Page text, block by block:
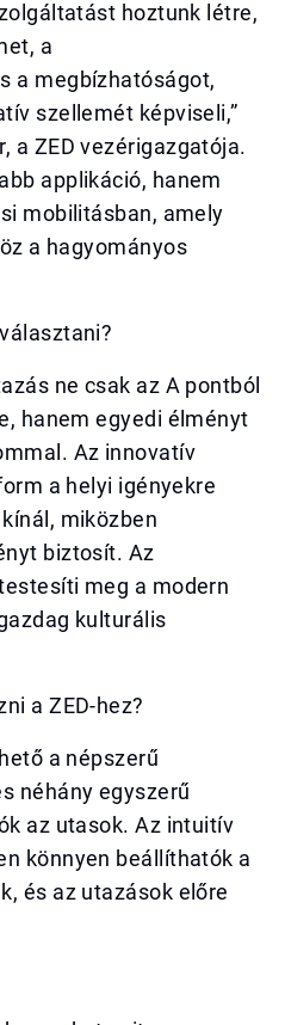
hoztunk létre,
a
a megbízhatóságot,
szellemét képviseli,”
a ZED vezérigazgatója.
applikáció, hanem
mobilitásban, amely
a hagyományos
ne csak az A pontból
hanem egyedi élményt
Az innovatív
a helyi igényekre
miközben
biztosít. Az
meg a modern
kulturális
a ZED-hez?
a népszerű
néhány egyszerű
az utasok. Az intuitív
könnyen beállíthatók a
és az utazások előre